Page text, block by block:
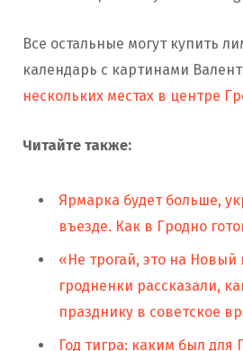
Все остальные могут купить
календарь с картинами
нескольких местах в центре
Читайте также:
Ярмарка будет больше,
въезде. Как в Гродно
«Не трогай, это на
гродненки рассказали,
празднику в советское
Год тигра: каким был для